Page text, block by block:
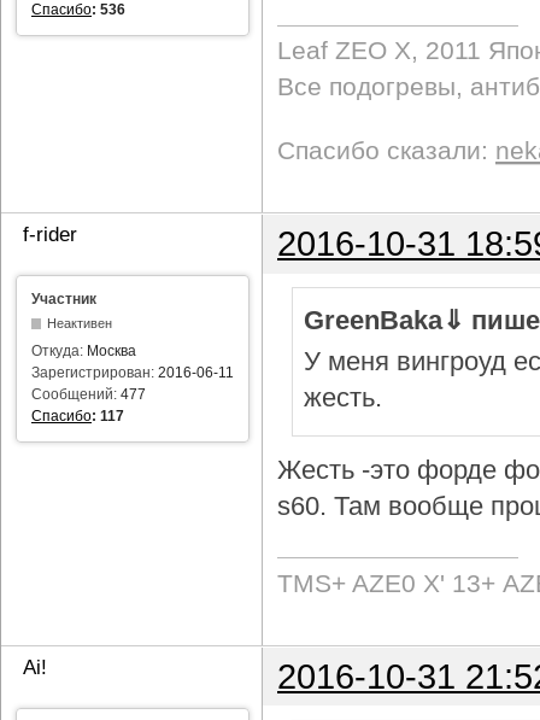
Спасибо: 536
Leaf ZEO Х, 2011
Все подогревы,
Спасибо сказали:
f-rider 2016-10-31
Участник
Неактивен
Откуда: Москва
Зарегистрирован: 2016-06-11
Сообщений: 477
Спасибо: 117
GreenBaka⇓
У меня вингроуд
жесть.
Жесть -это форде
s60. Там вообще
TMS+ AZE0 Х' 13+
Ai! 2016-10-31